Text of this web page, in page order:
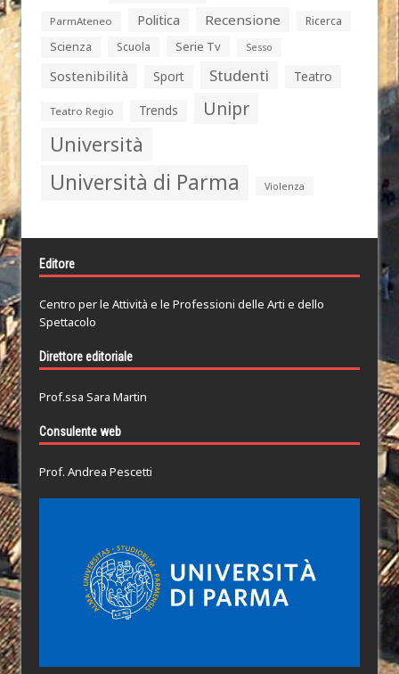
ParmAteneo Politica Recensione
Ricerca
Scienza
Scuola Serie Tv Sesso
Sostenibilità Sport Studenti Teatro
Teatro Regio Trends Unipr
Università
Università di Parma Violenza
Editore
Centro per le Attività e le Professioni delle Arti e dello
Spettacolo
Direttore editoriale
Prof.ssa Sara Martin
Consulente web
Prof. Andrea Pescetti